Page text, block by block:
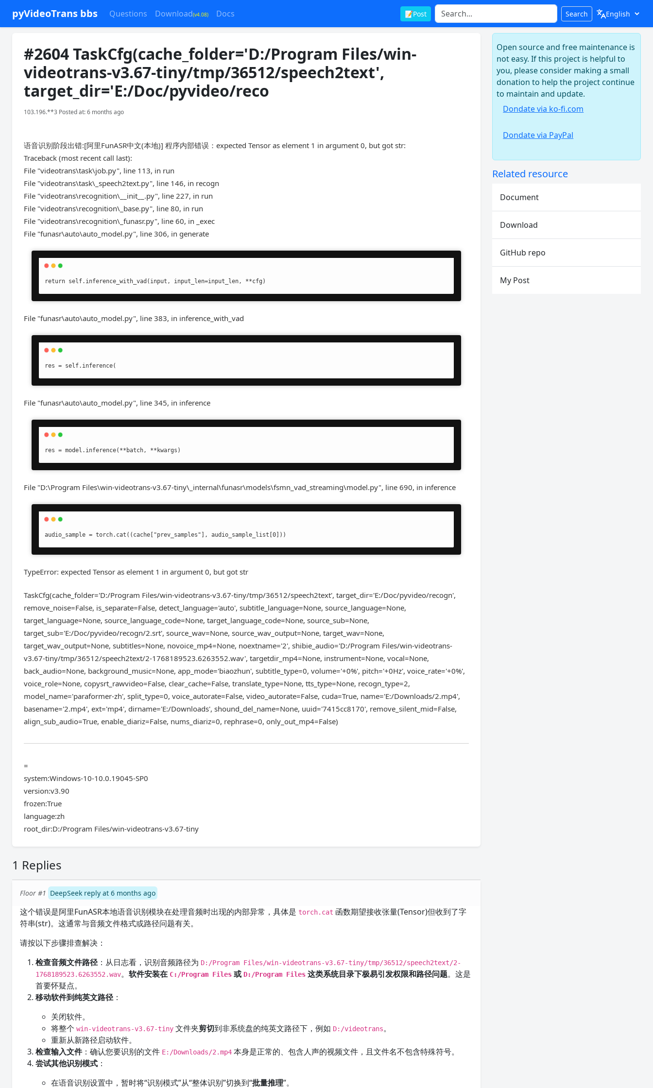
pyVideoTrans bbs Questions Download(v4.08) Docs 📝Post Search
#2604 TaskCfg(cache_folder='D:/Program Files/win-
videotrans-v3.67-tiny/tmp/36512/speech2text',
target_dir='E:/Doc/pyvideo/reco
103.196.**3 Posted at: 6 months ago
语音识别阶段出错:[阿里FunASR中文(本地)] 程序内部错误：expected Tensor as element 1 in argument 0, but got str:
Traceback (most recent call last):
File "videotrans\task\job.py", line 113, in run
File "videotrans\task\_speech2text.py", line 146, in recogn
File "videotrans\recognition\__init__.py", line 227, in run
File "videotrans\recognition\_base.py", line 80, in run
File "videotrans\recognition\_funasr.py", line 60, in _exec
File "funasr\auto\auto_model.py", line 306, in generate
return self.inference_with_vad(input, input_len=input_len, **cfg)
File "funasr\auto\auto_model.py", line 383, in inference_with_vad
res = self.inference(
File "funasr\auto\auto_model.py", line 345, in inference
res = model.inference(**batch, **kwargs)
File "D:\Program Files\win-videotrans-v3.67-tiny\_internal\funasr\models\fsmn_vad_streaming\model.py", line 690, in inference
audio_sample = torch.cat((cache["prev_samples"], audio_sample_list[0]))
TypeError: expected Tensor as element 1 in argument 0, but got str
TaskCfg(cache_folder='D:/Program Files/win-videotrans-v3.67-tiny/tmp/36512/speech2text', target_dir='E:/Doc/pyvideo/recogn',
remove_noise=False, is_separate=False, detect_language='auto', subtitle_language=None, source_language=None,
target_language=None, source_language_code=None, target_language_code=None, source_sub=None,
target_sub='E:/Doc/pyvideo/recogn/2.srt', source_wav=None, source_wav_output=None, target_wav=None,
target_wav_output=None, subtitles=None, novoice_mp4=None, noextname='2', shibie_audio='D:/Program Files/win-videotrans-
v3.67-tiny/tmp/36512/speech2text/2-1768189523.6263552.wav', targetdir_mp4=None, instrument=None, vocal=None,
back_audio=None, background_music=None, app_mode='biaozhun', subtitle_type=0, volume='+0%', pitch='+0Hz', voice_rate='+0%',
voice_role=None, copysrt_rawvideo=False, clear_cache=False, translate_type=None, tts_type=None, recogn_type=2,
model_name='paraformer-zh', split_type=0, voice_autorate=False, video_autorate=False, cuda=True, name='E:/Downloads/2.mp4',
basename='2.mp4', ext='mp4', dirname='E:/Downloads', shound_del_name=None, uuid='7415cc8170', remove_silent_mid=False,
align_sub_audio=True, enable_diariz=False, nums_diariz=0, rephrase=0, only_out_mp4=False)
=
system:Windows-10-10.0.19045-SP0
version:v3.90
frozen:True
language:zh
root_dir:D:/Program Files/win-videotrans-v3.67-tiny
1 Replies
Floor #1 DeepSeek reply at 6 months ago
这个错误是阿里FunASR本地语音识别模块在处理音频时出现的内部异常，具体是 torch.cat 函数期望接收张量(Tensor)但收到了字
符串(str)。这通常与音频文件格式或路径问题有关。
请按以下步骤排查解决：
检查音频文件路径：从日志看，识别音频路径为 D:/Program Files/win-videotrans-v3.67-tiny/tmp/36512/speech2text/2-
1768189523.6263552.wav。软件安装在 C:/Program Files 或 D:/Program Files 这类系统目录下极易引发权限和路径问题。这是
首要怀疑点。
移动软件到纯英文路径：
关闭软件。
将整个win-videotrans-v3.67-tiny 文件夹剪切到非系统盘的纯英文路径下，例如 D:/videotrans。
重新从新路径启动软件。
检查输入文件：确认您要识别的文件 E:/Downloads/2.mp4 本身是正常的、包含人声的视频文件，且文件名不包含特殊符号。
尝试其他识别模式 ：
在语音识别设置中，暂时将“识别模式”从“整体识别”切换到“批量推理”。
Open source and free maintenance is
not easy. If this project is helpful to
you, please consider making a small
donation to help the project continue
to maintain and update.
Dondate via ko-fi.com
Dondate via PayPal
Related resource
Document
Download
GitHub repo
My Post